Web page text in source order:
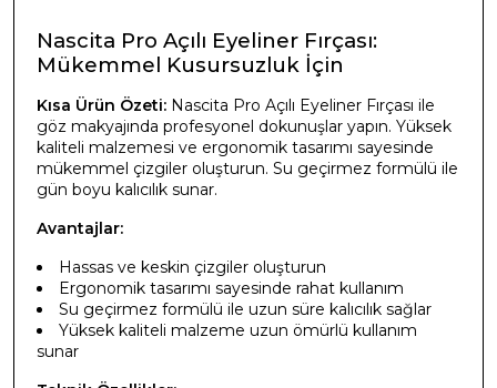
Nascita Pro Açılı Eyeliner Fırçası:
Mükemmel Kusursuzluk İçin
Kısa Ürün Özeti: Nascita Pro Açılı Eyeliner Fırçası ile
göz makyajında profesyonel dokunuşlar yapın. Yüksek
kaliteli malzemesi ve ergonomik tasarımı sayesinde
mükemmel çizgiler oluşturun. Su geçirmez formülü ile
gün boyu kalıcılık sunar.
Avantajlar:
Hassas ve keskin çizgiler oluşturun
Ergonomik tasarımı sayesinde rahat kullanım
Su geçirmez formülü ile uzun süre kalıcılık sağlar
Yüksek kaliteli malzeme uzun ömürlü kullanım
sunar